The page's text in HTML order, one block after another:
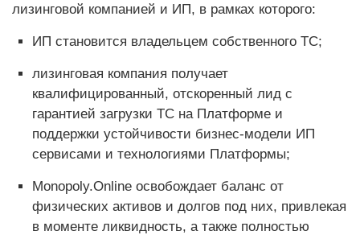
лизинговой компанией и ИП, в рамках которого:
ИП становится владельцем собственного ТС;
лизинговая компания получает
квалифицированный, отскоренный лид с
гарантией загрузки ТС на Платформе и
поддержки устойчивости бизнес-модели ИП
сервисами и технологиями Платформы;
Monopoly.Online освобождает баланс от
физических активов и долгов под них, привлекая
в моменте ликвидность, а также полностью